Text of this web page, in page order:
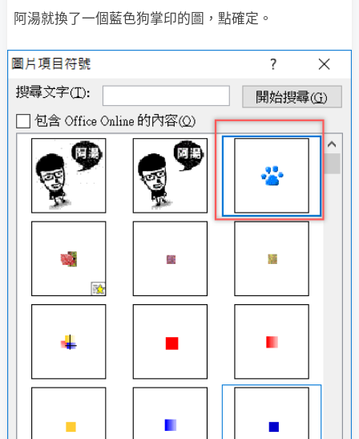
阿湯就換了一個藍色狗掌印的圖，點確定。